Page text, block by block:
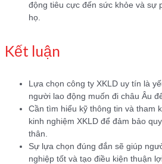
động tiêu cực đến sức khỏe và sự
họ.
Kết luận
Lựa chọn công ty XKLD uy tín là
người lao động muốn đi châu Âu
Cần tìm hiểu kỹ thông tin và tham
kinh nghiệm XKLD để đảm bảo
thân.
Sự lựa chọn đúng đắn sẽ giúp
nghiệp tốt và tạo điều kiện thuận